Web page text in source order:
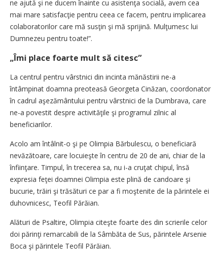
ne ajută şi ne ducem înainte cu asistenţa socială, avem cea
mai mare satisfacţie pentru ceea ce facem, pentru implicarea
colaboratorilor care mă susţin şi mă sprijină. Mulţumesc lui
Dumnezeu pentru toate!”.
„Îmi place foarte mult să citesc”
La centrul pentru vârstnici din incinta mănăstirii ne-a
întâmpinat doamna preoteasă Georgeta Cinăzan, coordonator
în cadrul aşezământului pentru vârstnici de la Dumbrava, care
ne-a povestit despre activităţile şi programul zilnic al
beneficiarilor.
Acolo am întâlnit-o şi pe Olimpia Bărbulescu, o beneficiară
nevăzătoare, care locuieşte în centru de 20 de ani, chiar de la
înfiinţare. Timpul, în trecerea sa, nu i-a cruţat chipul, însă
expresia feţei doamnei Olimpia este plină de candoare şi
bucurie, trăiri şi trăsături ce par a fi moştenite de la părintele ei
duhovnicesc, Teofil Părăian.
Alături de Psaltire, Olimpia citeşte foarte des din scrierile celor
doi părinţi remarcabili de la Sâmbăta de Sus, părintele Arsenie
Boca şi părintele Teofil Părăian.